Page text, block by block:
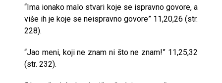
“Ima ionako malo stvari koje se ispravno govore, a
više ih je koje se neispravno govore” 11,20,26 (str.
228).
“Jao meni, koji ne znam ni što ne znam!” 11,25,32
(str. 232).